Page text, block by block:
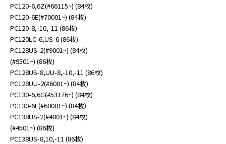
PC120-6,6Z(#66115~) (84枚)
PC120-6E(#70001~) (84枚)
PC120-8,-10,-11 (86枚)
PC120LC-6,US-6 (86枚)
PC128US-2(#9001~) (84枚)
(#9501~) (86枚)
PC128US-8,UU-8,-10,-11 (86枚)
PC128UU-2(#6001~) (84枚)
PC130-6,6G(#53176~) (84枚)
PC130-6E(#60001~) (84枚)
PC138US-2(#4001~) (84枚)
(#4501~) (86枚)
PC138US-8,10,-11 (86枚)